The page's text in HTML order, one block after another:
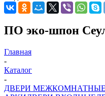
ПО эко-шпон
Главная
-
Каталог
-
ДВЕРИ МЕЖКОМНАТНЫЕ